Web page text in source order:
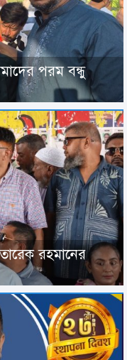
পরম বন্ধু
তারেক রহমানের